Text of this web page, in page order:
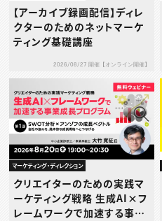
【アーカイブ録画配信】ディレ
クターのためのネットマーケ
ティング基礎講座
2026/08/27 開催【オンライン開催】
マーケティング・ディレクション
クリエイターのための実践マ
ーケティング戦略 生成AI×フ
レームワークで加速する事業